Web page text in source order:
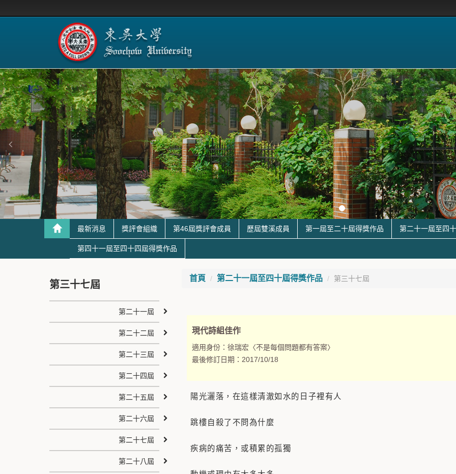
最新消息 獎評會組織 第46屆獎評會成員 歷屆雙溪成員 第一屆至二十屆得獎作品 第二十一屆至四
第四十一屆至四十四屆得獎作品
首頁 第二十一屆至四十屆得獎作品 第三十七屆
現代詩組佳作
適用身份： 徐瑞宏〈不是每個問題都有答案〉
最後修訂日期： 2017/10/18
陽光灑落，在這樣清澈如水的日子裡有人
跳樓自殺了不問為什麼
疾病的痛苦，或積累的孤獨
第三十七屆
第二十一屆
第二十二屆
第二十三屆
第二十四屆
第二十五屆
第二十六屆
第二十七屆
第二十八屆